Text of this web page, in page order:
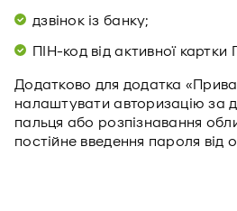
дзвінок із банку;
ПІН-код від активної
Додатково для додатка
налаштувати авторизацію за
пальця або розпізнавання
постійне введення пароля від